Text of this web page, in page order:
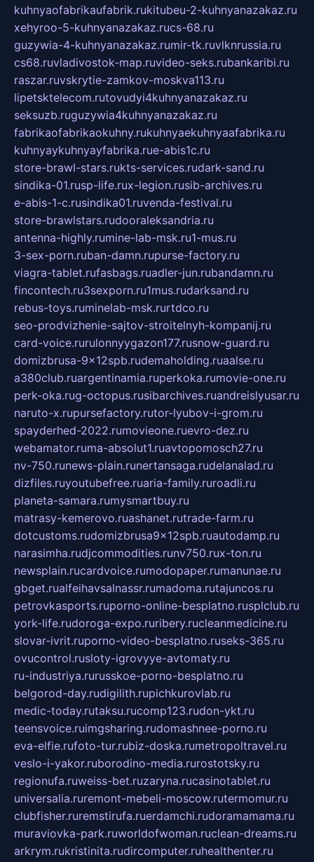
kuhnyaofabrikaufabrik.rukitubeu-2-kuhnyanazakaz.ru
xehyroo-5-kuhnyanazakaz.rucs-68.ru
guzywia-4-kuhnyanazakaz.rumir-tk.ruvlknrussia.ru
cs68.ruvladivostok-map.ruvideo-seks.rubankaribi.ru
raszar.ruvskrytie-zamkov-moskva113.ru
lipetsktelecom.rutovudyi4kuhnyanazakaz.ru
seksuzb.ruguzywia4kuhnyanazakaz.ru
fabrikaofabrikaokuhny.rukuhnyaekuhnyaafabrika.ru
kuhnyaykuhnyayfabrika.rue-abis1c.ru
store-brawl-stars.rukts-services.rudark-sand.ru
sindika-01.rusp-life.rux-legion.rusib-archives.ru
e-abis-1-c.rusindika01.ruvenda-festival.ru
store-brawlstars.rudooraleksandria.ru
antenna-highly.rumine-lab-msk.ru1-mus.ru
3-sex-porn.ruban-damn.rupurse-factory.ru
viagra-tablet.rufasbags.ruadler-jun.rubandamn.ru
fincontech.ru3sexporn.ru1mus.rudarksand.ru
rebus-toys.ruminelab-msk.rurtdco.ru
seo-prodvizhenie-sajtov-stroitelnyh-kompanij.ru
card-voice.rurulonnyygazon177.rusnow-guard.ru
domizbrusa-9x12spb.rudemaholding.ruaalse.ru
a380club.ruargentinamia.ruperkoka.rumovie-one.ru
perk-oka.rug-octopus.rusibarchives.ruandreislyusar.ru
naruto-x.rupursefactory.rutor-lyubov-i-grom.ru
spayderhed-2022.rumovieone.ruevro-dez.ru
webamator.ruma-absolut1.ruavtopomosch27.ru
nv-750.runews-plain.runertansaga.rudelanalad.ru
dizfiles.ruyoutubefree.ruaria-family.ruroadli.ru
planeta-samara.rumysmartbuy.ru
matrasy-kemerovo.ruashanet.rutrade-farm.ru
dotcustoms.rudomizbrusa9x12spb.ruautodamp.ru
narasimha.rudjcommodities.runv750.rux-ton.ru
newsplain.rucardvoice.rumodopaper.rumanunae.ru
gbget.rualfeihavsalnassr.rumadoma.rutajuncos.ru
petrovkasports.ruporno-online-besplatno.rusplclub.ru
york-life.rudoroga-expo.ruribery.rucleanmedicine.ru
slovar-ivrit.ruporno-video-besplatno.ruseks-365.ru
ovucontrol.rusloty-igrovyye-avtomaty.ru
ru-industriya.rurusskoe-porno-besplatno.ru
belgorod-day.rudigilith.rupichkurovlab.ru
medic-today.rutaksu.rucomp123.rudon-ykt.ru
teensvoice.ruimgsharing.rudomashnee-porno.ru
eva-elfie.rufoto-tur.rubiz-doska.rumetropoltravel.ru
veslo-i-yakor.ruborodino-media.rurostotsky.ru
regionufa.ruweiss-bet.ruzaryna.rucasinotablet.ru
universalia.ruremont-mebeli-moscow.rutermomur.ru
clubfisher.ruremstirufa.ruerdamchi.rudoramamama.ru
muraviovka-park.ruworldofwoman.ruclean-dreams.ru
arkrym.rukristinita.rudircomputer.ruhealthenter.ru